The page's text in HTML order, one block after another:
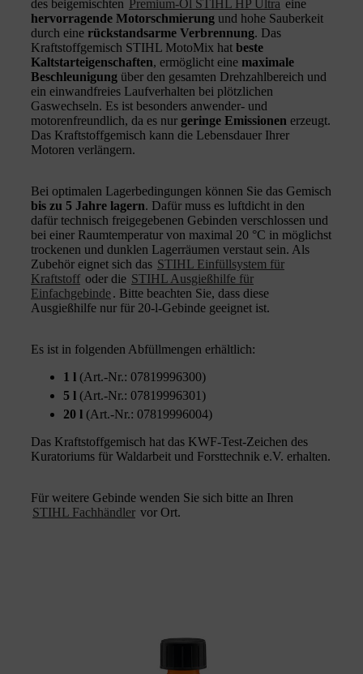
des beigemischten Premium-Öl STIHL HP Ultra eine
hervorragende Motorschmierung und hohe Sauberkeit
durch eine rückstandsarme Verbrennung. Das
Kraftstoffgemisch STIHL MotoMix hat beste
Kaltstarteigenschaften, ermöglicht eine maximale
Beschleunigung über den gesamten Drehzahlbereich und
ein einwandfreies Laufverhalten bei plötzlichen
Gaswechseln. Es ist besonders anwender- und
motorenfreundlich, da es nur geringe Emissionen erzeugt.
Das Kraftstoffgemisch kann die Lebensdauer Ihrer
Motoren verlängern.
Bei optimalen Lagerbedingungen können Sie das Gemisch
bis zu 5 Jahre lagern. Dafür muss es luftdicht in den
dafür technisch freigegebenen Gebinden verschlossen und
bei einer Raumtemperatur von maximal 20 °C in möglichst
trockenen und dunklen Lagerräumen verstaut sein. Als
Zubehör eignet sich das STIHL Einfüllsystem für
Kraftstoff oder die STIHL Ausgießhilfe für
Einfachgebinde. Bitte beachten Sie, dass diese
Ausgießhilfe nur für 20-l-Gebinde geeignet ist.
Es ist in folgenden Abfüllmengen erhältlich:
1 l (Art.-Nr.: 07819996300)
5 l (Art.-Nr.: 07819996301)
20 l (Art.-Nr.: 07819996004)
Das Kraftstoffgemisch hat das KWF-Test-Zeichen des
Kuratoriums für Waldarbeit und Forsttechnik e.V. erhalten.
Für weitere Gebinde wenden Sie sich bitte an Ihren
STIHL Fachhändler vor Ort.